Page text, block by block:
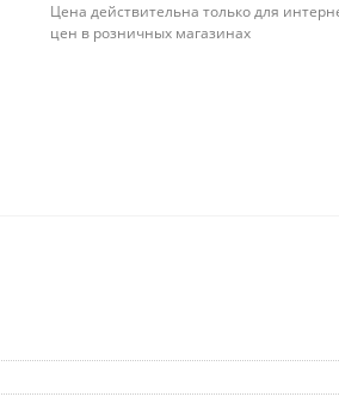
Цена действительна только для
цен в розничных магазинах